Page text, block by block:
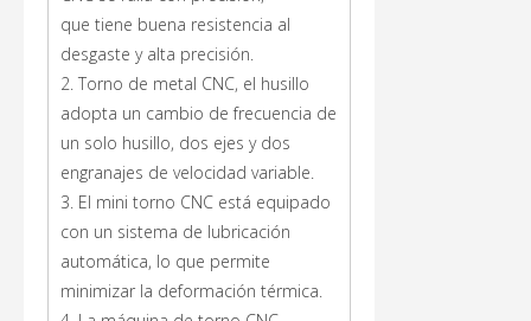
que tiene buena resistencia al
desgaste y alta precisión.
2. Torno de metal CNC, el husillo
adopta un cambio de frecuencia de
un solo husillo, dos ejes y dos
engranajes de velocidad variable.
3. El mini torno CNC está equipado
con un sistema de lubricación
automática, lo que permite
minimizar la deformación térmica.